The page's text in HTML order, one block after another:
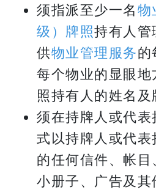
须指派至少一名物
级）牌照持有人管
供物业管理服务的
每个物业的显眼
照持有人的姓名及
须在持牌人或代
式以持牌人或代表
的任何信件、帐目
小册子、广告及